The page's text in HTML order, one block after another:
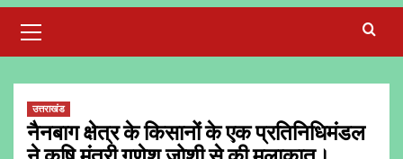
Menu
उत्तराखंड
नैनबाग क्षेत्र के किसानों के एक प्रतिनिधिमंडल